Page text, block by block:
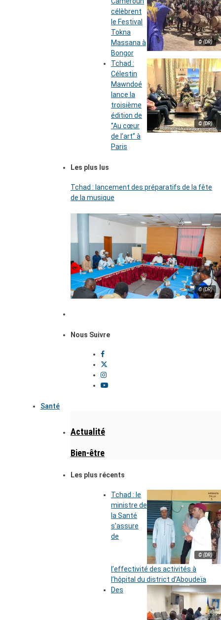
© (DR)
célèbrent
le Festival
Tokna
Massana à
Bongor
© (DR)
Tchad :
Célestin
Mawndoé
lance la
troisième
édition de
‘’Au cœur
de l’art’’ à
Paris
Les plus lus
Tchad : lancement des préparatifs de la fête
de la musique
© (DR)
Nous Suivre
Santé
Actualité
Bien-être
Les plus récents
© (DR)
Tchad : le
ministre de
la Santé
s’assure
de
l’effectivité des activités à
l’hôpital du district d’Aboudeïa
Des